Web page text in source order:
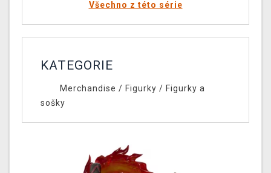
Všechno z této série
KATEGORIE
Merchandise / Figurky / Figurky a
sošky